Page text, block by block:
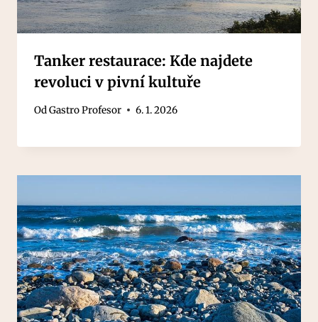
Tanker restaurace: Kde najdete
revoluci v pivní kultuře
OdGastro Profesor 6. 1. 2026